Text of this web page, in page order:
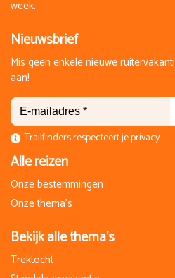
week.
Nieuwsbrief
Mis geen enkele nieuwe
aan!
Trailfinders respecteert je privacy
Alle reizen
Onze bestemmingen
Onze thema's
Bekijk alle thema's
Trektocht